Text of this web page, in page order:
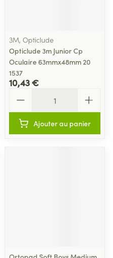
3M, Opticlude
Opticlude 3m Junior Cp
Oculaire 63mmx48mm 20
1537
10,43 €
Ajouter au panier